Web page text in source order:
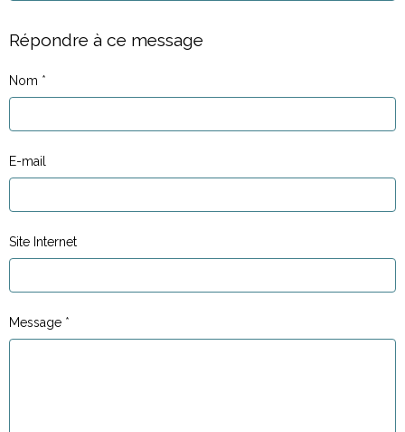
Répondre à ce message
Nom
E-mail
Site Internet
Message